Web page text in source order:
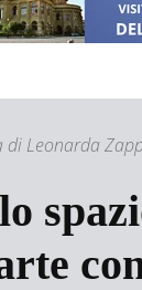
di Leonarda